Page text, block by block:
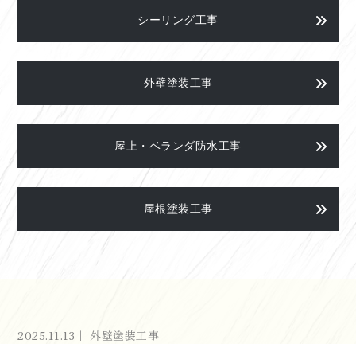
シーリング工事
外壁塗装工事
屋上・ベランダ防水工事
屋根塗装工事
2025.11.13｜ 外壁塗装工事